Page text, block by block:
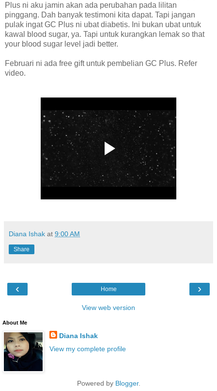
Plus ni aku jamin akan ada perubahan pada lilitan
pinggang. Dah banyak testimoni kita dapat. Tapi jangan
pulak ingat GC Plus ni ubat diabetis. Ini bukan ubat untuk
kawal blood sugar, ya. Tapi untuk kurangkan lemak so that
your blood sugar level jadi better.
Februari ni ada free gift untuk pembelian GC Plus. Refer
video.
Diana Ishak at 9:00 AM
Share
‹ ›
Home
View web version
About Me
Diana Ishak
View my complete profile
Powered by Blogger.